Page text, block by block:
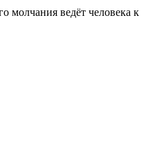
молчания ведёт человека к